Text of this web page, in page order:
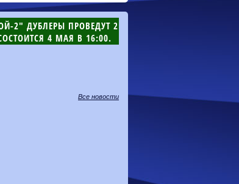
2" ДУБЛЕРЫ ПРОВЕДУТ 2
4 МАЯ В 16:00.
Все новости